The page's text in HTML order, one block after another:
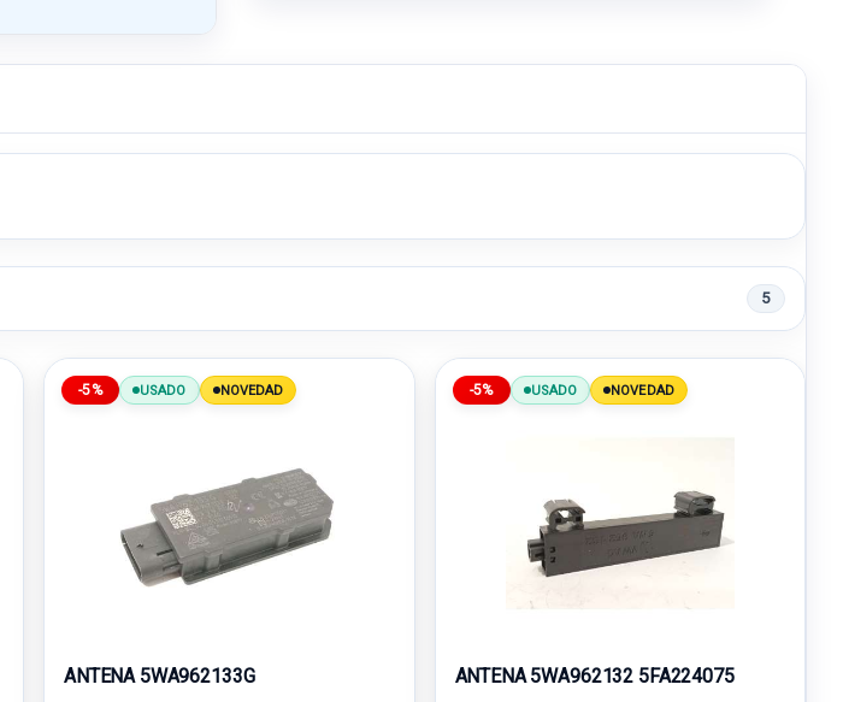
5
-5% USADO NOVEDAD
ANTENA 5WA962133G
-5% USADO NOVEDAD
ANTENA 5WA962132 5FA224075